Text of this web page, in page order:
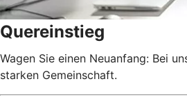
Quereinstieg
Wagen Sie einen Neuanfang: Bei
starken Gemeinschaft.